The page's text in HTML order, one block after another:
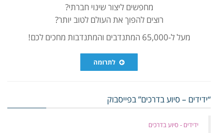
מחפשים ליצור שינוי חברתי?
רוצים להפוך את העולם לטוב יותר?
מעל ל-65,000 המתנדבים והמתנדבות מחכים לכם!
לתרומה
“ידידים – סיוע בדרכים” בפייסבוק
‏ידידים - סיוע בדרכים